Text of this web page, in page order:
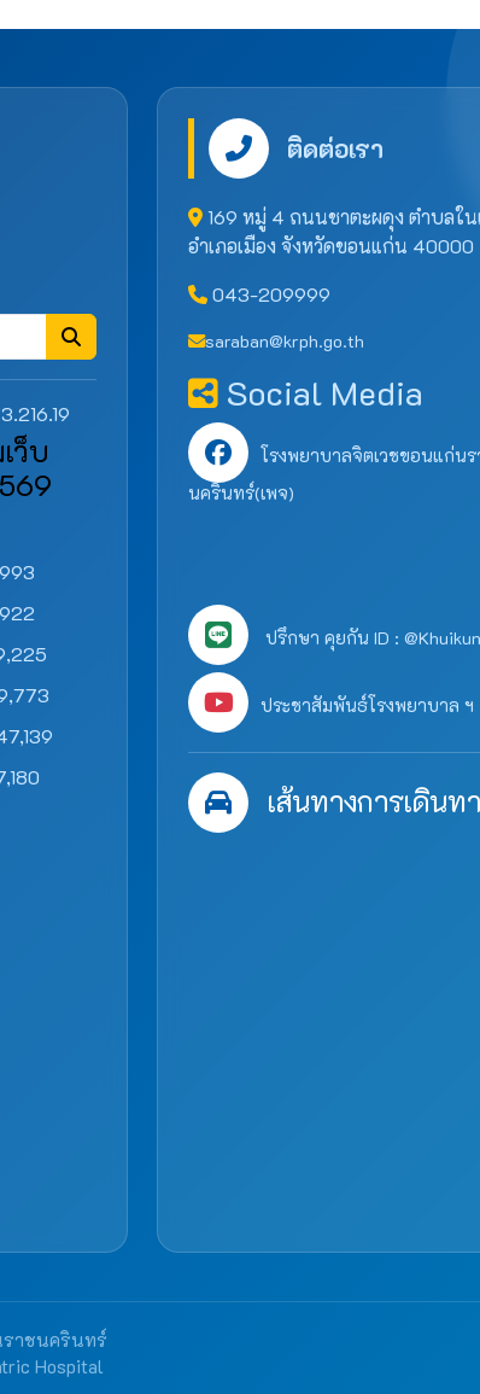
ว็บ
993
922
ติดต่อเรา
169 หมู่ 4 ถนนชาตะผดุง ตำบลใน
อำเภอเมือง จังหวัดขอนแก่น 40000
043-209999
saraban@krph.go.th
Social Media
โรงพยาบาลจิตเวชขอนแก่นร
นครินทร์(เพจ)
ปรึกษา คุยกัน ID : @Khuikun
ประชาสัมพันธ์โรงพยาบาล ฯ
เส้นทางการเดินท
ราชนครินทร์
Hospital